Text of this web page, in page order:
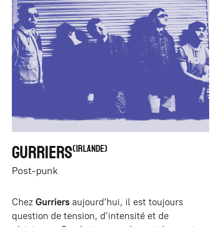
GURRIERS IRLANDE
Post-punk
Chez Gurriers aujourd’hui, il est toujours
question de tension, d’intensité et de